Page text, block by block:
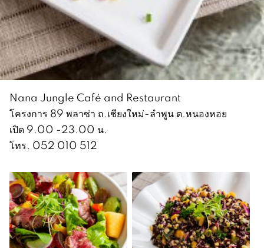
Nana Jungle Café and Restaurant
โครงการ 89 พลาซ่า ถ.เชียงใหม่-ลำพูน ต.หนองหอย
เปิด 9.00 -23.00 น.
โทร. 052 010 512